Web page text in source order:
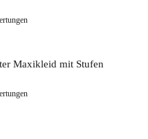
Maxikleid mit Stufen